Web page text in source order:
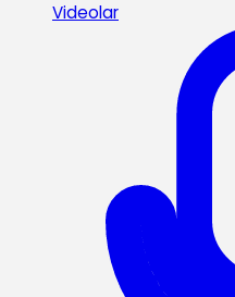
Videolar